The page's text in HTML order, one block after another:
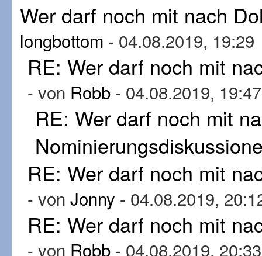
Wer darf noch mit nach
longbottom - 04.08.2019, 19:29
RE: Wer darf noch mit
- von Robb - 04.08.2019, 19:47
RE: Wer darf noch mit
RE: Wer darf noch mit
- von Jonny - 04.08.2019,
RE: Wer darf noch mit
- von Robb - 04.08.2019, 20:33